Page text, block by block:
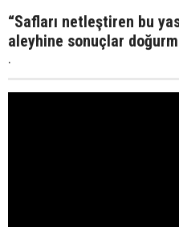
“Safları netleştiren bu
aleyhine sonuçlar
.